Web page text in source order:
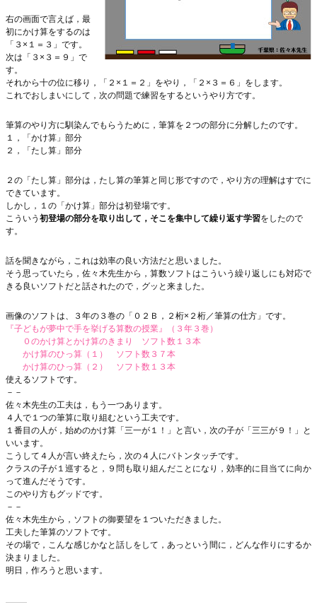
右の画面で言えば，最
初にかけ算をするのは
「３×１＝３」です。
次は「３×３＝９」で
す。
それから十の位に移り，「２×１＝２」をやり，「２×３＝６」をします。
これでおしまいにして，次の問題で練習をするというやり方です。
筆算のやり方に馴染んでもらうために，筆算を２つの部分に分解したのです。
１，「かけ算」部分
２，「たし算」部分
２の「たし算」部分は，たし算の筆算と同じ形ですので，やり方の理解はすでに
できています。
しかし，１の「かけ算」部分は初登場です。
こういう 初登場の部分を取り出して，そこを集中して繰り返す学習をしたので
す。
話を聞きながら，これは効率の良い方法だと思いました。
そう思っていたら，佐々木先生から，算数ソフトはこういう繰り返しにも対応で
きる良いソフトだと話されたので，グッと来ました。
画像のソフトは、３年の３巻の「０２Ｂ，２桁×２桁／筆算の仕方」です。
『子どもが夢中で手を挙げる算数の授業』（３年３巻）
０のかけ算とかけ算のきまり ソフト数１３本
かけ算のひっ算（１） ソフト数３７本
かけ算のひっ算（２） ソフト数１３本
使えるソフトです。
－－
佐々木先生の工夫は，もう一つあります。
４人で１つの筆算に取り組むという工夫です。
１番目の人が，始めのかけ算「三一が１！」と言い，次の子が「三三が９！」と
いいます。
こうして４人が言い終えたら，次の４人にバトンタッチです。
クラスの子が１巡すると，９問も取り組んだことになり，効率的に目当てに向か
って進んだそうです。
このやり方もグッドです。
－－
佐々木先生から，ソフトの御要望を１ついただきました。
工夫した筆算のソフトです。
その場で，こんな感じかなと話しをして，あっという間に，どんな作りにするか
決まりました。
明日，作ろうと思います。